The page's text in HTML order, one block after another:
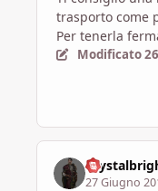
trasporto come
Per tenerla
Modificato
27 Giugno